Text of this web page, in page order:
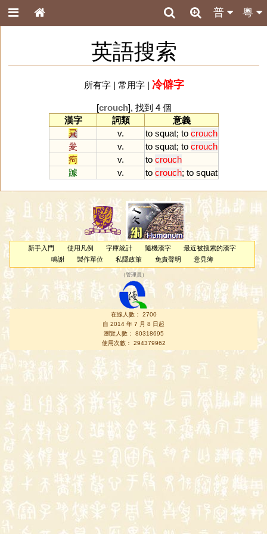
粵
普
英語搜索
所有字| 常用字| 冷僻字
[crouch], 找到 4 個
漢字
詞類
意義
㠱
v. to squat; to crouch
夎
v. to squat; to crouch
痀
v. to crouch
躆
v. to crouch; to squat
新手入門 使用凡例 字庫統計 隨機漢字
最近被搜索的漢字
鳴謝
製作單位 私隱政策 免責聲明 意見簿
（管理員 ）
在線人數： 2700
自 2014 年 7 月 8 日起
瀏覽人數： 80318695
使用次數： 294379962